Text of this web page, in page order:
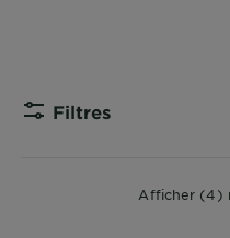
Filtres
Afficher (4)